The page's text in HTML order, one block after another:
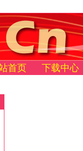
首页 下载中心